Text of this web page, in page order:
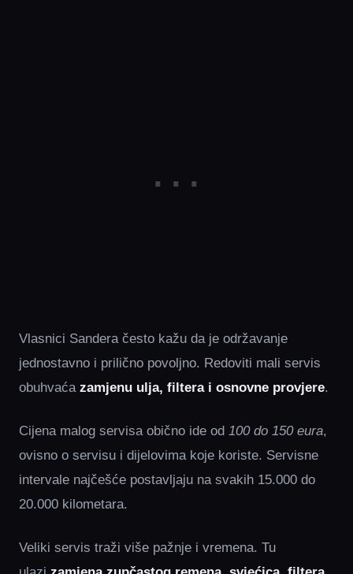
Vlasnici Sandera često kažu da je održavanje
jednostavno i prilično povoljno. Redoviti mali servis
obuhvaća zamjenu ulja, filtera i osnovne provjere.
Cijena malog servisa obično ide od 100 do 150 eura,
ovisno o servisu i dijelovima koje koriste. Servisne
intervale najčešće postavljaju na svakih 15.000 do
20.000 kilometara.
Veliki servis traži više pažnje i vremena. Tu